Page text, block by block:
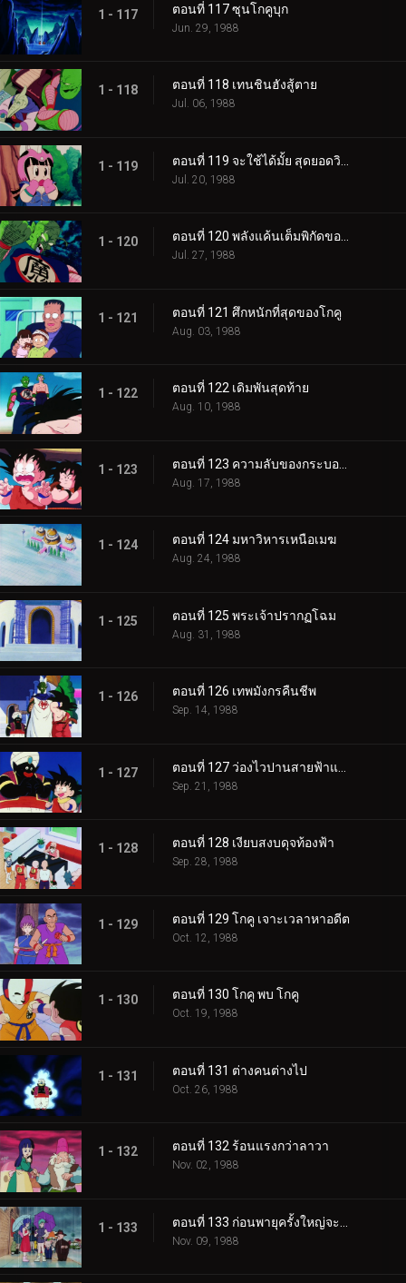
1 - 117 ตอนที่ 117 ซุนโกคูบุก
Jun. 29, 1988
1 - 118 ตอนที่ 118 เทนชินฮังสู้ตาย
Jul. 06, 1988
1 - 119
Jul. 20, 1988
1 - 120 ตอนที่ 120 พลังแค้นเต็มพิกัดของโกคู
Jul. 27, 1988
1 - 121 ตอนที่ 121 ศึกหนักที่สุดของโกคู
Aug. 03, 1988
1 - 122 ตอนที่ 122 เดิมพันสุดท้าย
Aug. 10, 1988
1 - 123
Aug. 17, 1988
1 - 124 ตอนที่ 124 มหาวิหารเหนือเมฆ
Aug. 24, 1988
1 - 125 ตอนที่ 125 พระเจ้าปรากฏโฉม
Aug. 31, 1988
1 - 126 ตอนที่ 126 เทพมังกรคืนชีพ
Sep. 14, 1988
1 - 127
Sep. 21, 1988
1 - 128 ตอนที่ 128 เงียบสงบดุจท้องฟ้า
Sep. 28, 1988
1 - 129 ตอนที่ 129 โกคู เจาะเวลาหาอดีต
Oct. 12, 1988
1 - 130 ตอนที่ 130 โกคู พบ โกคู
Oct. 19, 1988
1 - 131 ตอนที่ 131 ต่างคนต่างไป
Oct. 26, 1988
1 - 132 ตอนที่ 132 ร้อนแรงกว่าลาวา
Nov. 02, 1988
1 - 133
Nov. 09, 1988